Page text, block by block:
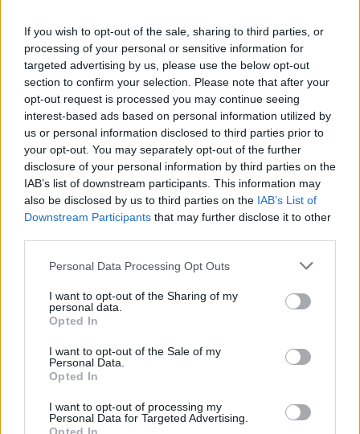
If you wish to opt-out of the sale, sharing to third parties, or
processing of your personal or sensitive information for
targeted advertising by us, please use the below opt-out
section to confirm your selection. Please note that after your
opt-out request is processed you may continue seeing
interest-based ads based on personal information utilized by
us or personal information disclosed to third parties prior to
your opt-out. You may separately opt-out of the further
disclosure of your personal information by third parties on the
IAB’s list of downstream participants. This information may
also be disclosed by us to third parties on the IAB’s List of
Downstream Participants that may further disclose it to other
Personal Data Processing Opt Outs
I want to opt-out of the Sharing of my
personal data.
Opted In
I want to opt-out of the Sale of my
Personal Data.
Opted In
I want to opt-out of processing my
Personal Data for Targeted Advertising.
konsumimin e një sasie të
madhe ilaçesh
Esim for Global
for Turkey|Esim for Germany|Esim for Greece|